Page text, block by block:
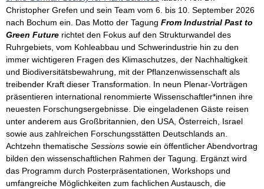
Christopher Grefen und sein Team vom 6. bis 10. September 2026
nach Bochum ein. Das Motto der Tagung From Industrial Past to
Green Future richtet den Fokus auf den Strukturwandel des
Ruhrgebiets, vom Kohleabbau und Schwerindustrie hin zu den
immer wichtigeren Fragen des Klimaschutzes, der Nachhaltigkeit
und Biodiversitätsbewahrung, mit der Pflanzenwissenschaft als
treibender Kraft dieser Transformation. In neun Plenar-Vorträgen
präsentieren international renommierte Wissenschaftler*innen ihre
neuesten Forschungsergebnisse. Die eingeladenen Gäste reisen
unter anderem aus Großbritannien, den USA, Österreich, Israel
sowie aus zahlreichen Forschungsstätten Deutschlands an.
Achtzehn thematische Sessions sowie ein öffentlicher Abendvortrag
bilden den wissenschaftlichen Rahmen der Tagung. Ergänzt wird
das Programm durch Posterpräsentationen, Workshops und
umfangreiche Möglichkeiten zum fachlichen Austausch, die